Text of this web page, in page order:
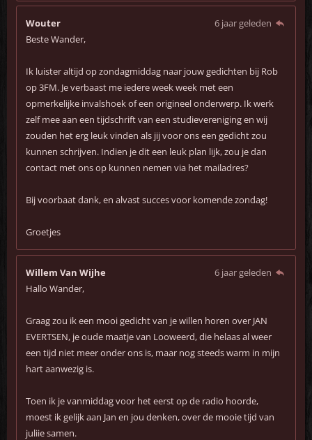
Wouter
6 jaar geleden
Beste Wander,
Ik luister altijd op zondagmiddag naar jouw gedichten bij Rob
op 3FM. Je verbaast me iedere week week met een
opmerkelijke invalshoek of een origineel onderwerp. Ik werk
zelf mee aan een tijdschrift van een studievereniging en wij
zouden het erg leuk vinden als jij voor ons een gedicht zou
kunnen schrijven. Indien je dit een leuk plan lijk, zou je dan
contact met ons op kunnen nemen via het mailadres?
Bij voorbaat dank, en alvast succes voor komende zondag!
Groetjes
Willem Van Wijhe
6 jaar geleden
Hallo Wander,
Graag zou ik een mooi gedicht van je willen horen over JAN
EVERTSEN, je oude maatje van Looweerd, die helaas al weer
een tijd niet meer onder ons is, maar nog steeds warm in mijn
hart aanwezig is.
Toen ik je vanmiddag voor het eerst op de radio hoorde,
moest ik gelijk aan Jan en jou denken, over de mooie tijd van
juliie samen.